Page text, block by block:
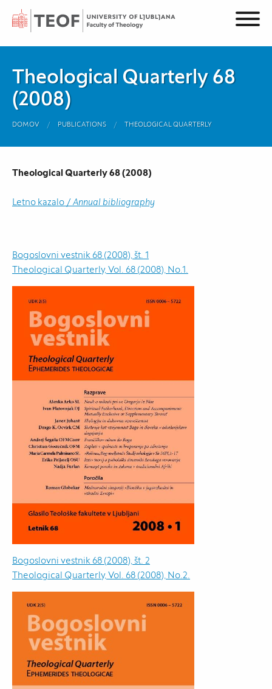
Theological Quarterly 68
(2008)
DOMOV PUBLICATIONS THEOLOGICAL QUARTERLY
Theological Quarterly 68 (2008)
Letno kazalo /Annual bibliography
Bogoslovni vestnik 68 (2008), št. 1
Theological Quarterly, Vol. 68 (2008), No.1.
Bogoslovni vestnik 68 (2008), št. 2
Theological Quarterly, Vol. 68 (2008), No.2.